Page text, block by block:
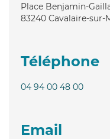
Place Benjamin-
83240 Cavalaire-sur-
Téléphone
04 94 00 48 00
Email